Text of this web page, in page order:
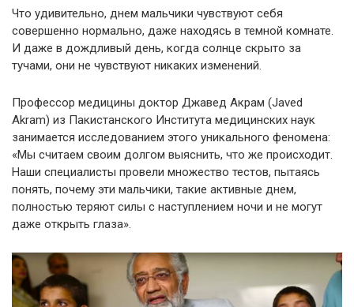
Что удивительно, днем мальчики чувствуют себя
совершенно нормально, даже находясь в темной комнате.
И даже в дождливый день, когда солнце скрыто за
тучами, они не чувствуют никаких изменений.
Профессор медицины доктор Джавед Акрам (Javed
Akram) из Пакистанского Института медицинских наук
занимается исследованием этого уникального феномена:
«Мы считаем своим долгом выяснить, что же происходит.
Наши специалисты провели множество тестов, пытаясь
понять, почему эти мальчики, такие активные днем,
полностью теряют силы с наступлением ночи и не могут
даже открыть глаза».